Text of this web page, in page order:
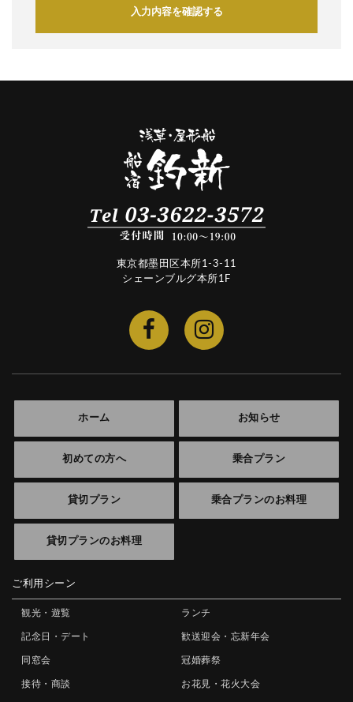
入力内容を確認する
東京都墨田区本所1-3-11
シェーンブルグ本所1F
ホーム お知らせ
初めての方へ 乗合プラン
貸切プラン 乗合プランのお料理
貸切プランのお料理
ご利用シーン
観光・遊覧 ランチ
記念日・デート 歓送迎会・忘新年会
同窓会 冠婚葬祭
接待・商談 お花見・花火大会